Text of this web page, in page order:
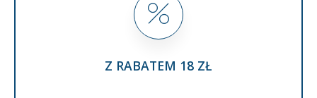
Z RABATEM 18 ZŁ